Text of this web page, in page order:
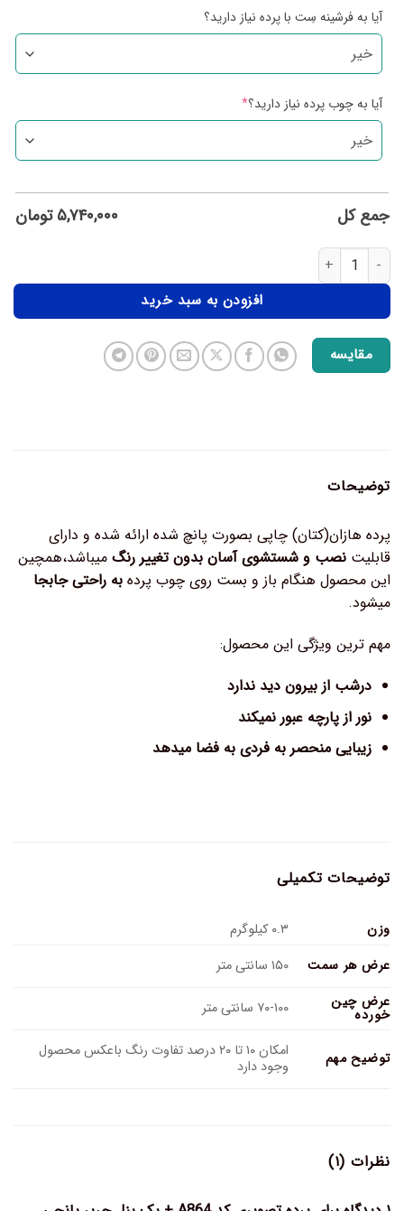
آیا به فرشینه سِت با پرده نیاز دارید؟
آیا به چوب پرده نیاز دارید؟*
جمع کل ۵,۷۴۰,۰۰۰ تومان
افزودن به سبد خرید
مقایسه
توضیحات
پرده هازان(کتان) چاپی بصورت پانچ شده ارائه شده و دارای
قابلیت نصب و شستشوی آسان بدون تغییر رنگ میباشد،همچین
این محصول هنگام باز و بست روی چوب پرده به راحتی جابجا
میشود.
مهم ترین ویژگی این محصول:
درشب از بیرون دید ندارد
نور از پارچه عبور نمیکند
زیبایی منحصر به فردی به فضا میدهد
توضیحات تکمیلی
وزن
۰.۳ کیلوگرم
عرض هر سمت
۱۵۰ سانتی متر
عرض چین
خورده ۷۰-۱۰۰ سانتی متر
توضیح مهم امکان ۱۰ تا ۲۰ درصد تفاوت رنگ باعکس محصول
وجود دارد
نظرات (۱)